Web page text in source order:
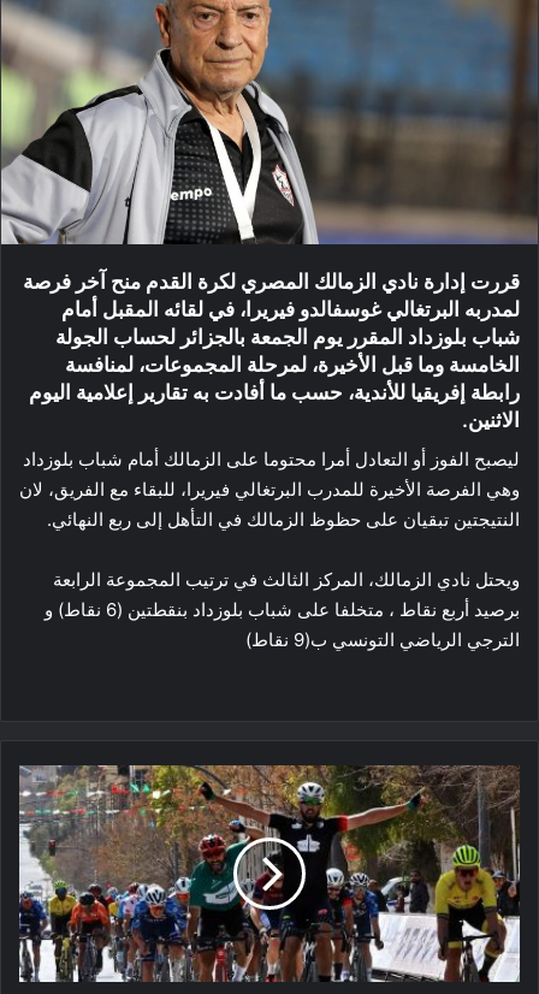
قررت إدارة نادي الزمالك المصري لكرة القدم منح آخر فرصة
لمدربه البرتغالي غوسفالدو فيريرا، في لقائه المقبل أمام
شباب بلوزداد المقرر يوم الجمعة بالجزائر لحساب الجولة
الخامسة وما قبل الأخيرة، لمرحلة المجموعات، لمنافسة
رابطة إفريقيا للأندية، حسب ما أفادت به تقارير إعلامية اليوم
الاثنين.
ليصبح الفوز أو التعادل أمرا محتوما على الزمالك أمام شباب بلوزداد
وهي الفرصة الأخيرة للمدرب البرتغالي فيريرا، للبقاء مع الفريق، لان
النتيجتين تبقيان على حظوظ الزمالك في التأهل إلى ربع النهائي.
ويحتل نادي الزمالك، المركز الثالث في ترتيب المجموعة الرابعة
برصيد أربع نقاط ، متخلفا على شباب بلوزداد بنقطتين (6 نقاط) و
الترجي الرياضي التونسي ب(9 نقاط)
حمزة
ياسين
يفوز
بالمرحلة
السابعة
من
طواف
الجزائر
للدراجات